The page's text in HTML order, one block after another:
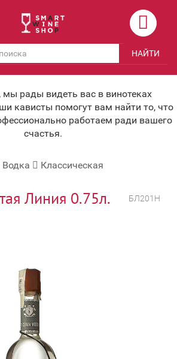
напитки
НАЙТИ
мы рады видеть вас в винотеках
кависты помогут вам найти то, что
работаем ради вашего
счастья.
Водка Классическая
Линия 0.75л. БЛ201Н